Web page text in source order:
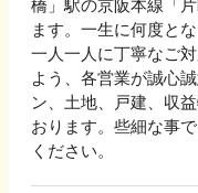
橋」駅の京阪本線「
ます。一生に何度と
一人一人に丁寧なご
よう、各営業が誠心
ン、土地、戸建、収
おります。些細な事
ください。